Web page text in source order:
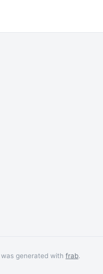
generated with frab.